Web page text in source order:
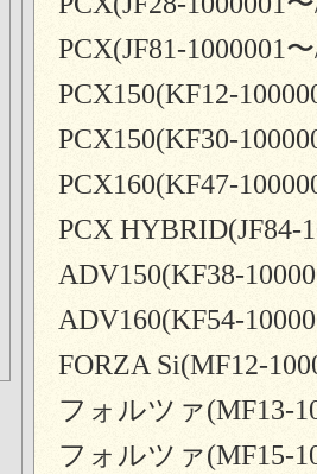
PCX(JF81-1000001
PCX150(KF12-
PCX150(KF30-
PCX160(KF47-
PCX
ADV150(KF38-
ADV160(KF54-
FORZA Si(MF12-
フォルツァ(MF13-
フォルツァ(MF15-